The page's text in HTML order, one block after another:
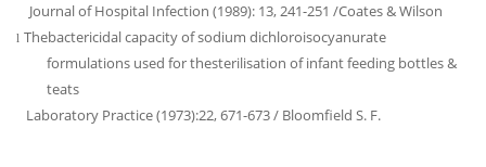
Journal of Hospital Infection (1989): 13, 241-251 /Coates & Wilson
l Thebactericidal capacity of sodium dichloroisocyanurate
formulations used for thesterilisation of infant feeding bottles &
teats
Laboratory Practice (1973):22, 671-673 / Bloomfield S. F.